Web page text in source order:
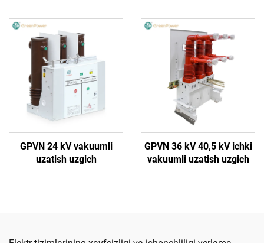
GPVN 24 kV vakuumli
uzatish uzgich
GPVN 36 kV 40,5 kV ichki
vakuumli uzatish uzgich